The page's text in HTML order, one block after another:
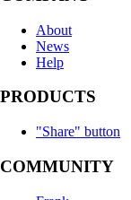
About
News
Help
PRODUCTS
"Share" button
COMMUNITY